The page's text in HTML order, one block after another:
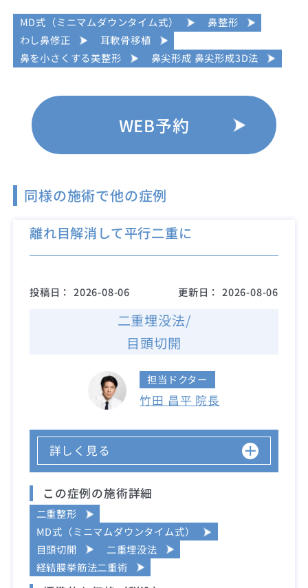
MD式（ミニマムダウンタイム式）
鼻整形
わし鼻修正
耳軟骨移植
鼻を小さくする美整形
鼻尖形成 鼻尖形成3D法
WEB予約
同様の施術で他の症例
離れ目解消して平行二重に
投稿日： 2026-08-06 更新日： 2026-08-06
二重埋没法/
目頭切開
担当ドクター
竹田 昌平 院長
詳しく見る
この症例の施術詳細
二重整形
MD式（ミニマムダウンタイム式）
目頭切開
二重埋没法
経結膜挙筋法二重術